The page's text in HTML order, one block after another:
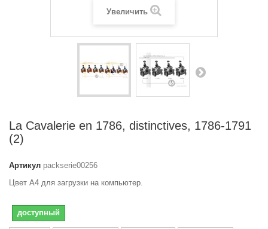
Увеличить
La Cavalerie en 1786, distinctives, 1786-1791
(2)
Артикул packserie00256
Цвет A4 для загрузки на компьютер.
доступный